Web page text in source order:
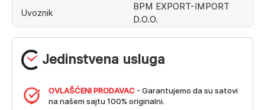
Jedinstvena usluga
OVLAŠĆENI PRODAVAC - Garantujemo da su satovi
na našem sajtu 100% originalni.
Uvoznik
BPM EXPORT-IMPORT
D.O.O.